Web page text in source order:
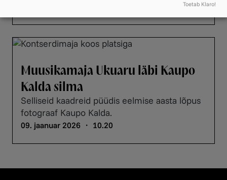
Muusikamaja Ukuaru läbi Kaupo
Kalda silma
Selliseid kaadreid püüdis eelmise aasta lõpus
fotograaf Kaupo Kalda.
09. jaanuar 2026 ・ 10.20
Toetab Klaro!